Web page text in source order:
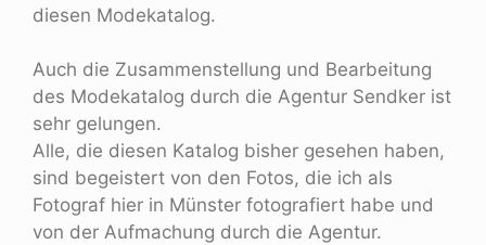
diesen Modekatalog.
Auch die Zusammenstellung und Bearbeitung
des Modekatalog durch die Agentur Sendker ist
sehr gelungen.
Alle, die diesen Katalog bisher gesehen haben,
sind begeistert von den Fotos, die ich als
Fotograf hier in Münster fotografiert habe und
von der Aufmachung durch die Agentur.